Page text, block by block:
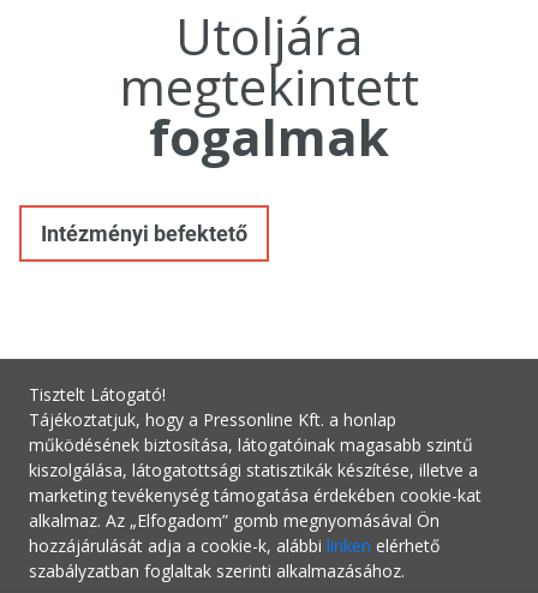
Utoljára
megtekintett
fogalmak
Intézményi befektető
Tisztelt Látogató!
Tájékoztatjuk, hogy a Pressonline Kft. a honlap
működésének biztosítása, látogatóinak magasabb szintű
kiszolgálása, látogatottsági statisztikák készítése, illetve a
marketing tevékenység támogatása érdekében cookie-kat
alkalmaz. Az „Elfogadom” gomb megnyomásával Ön
hozzájárulását adja a cookie-k, alábbi linken elérhető
szabályzatban foglaltak szerinti alkalmazásához.